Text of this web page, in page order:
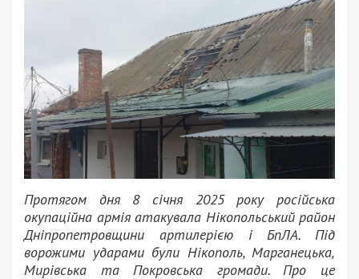
Протягом дня 8 січня 2025 року російська
окупаційна армія атакувала Нікопольський район
Дніпропетровщини артилерією і БпЛА. Під
ворожими ударами були Нікополь, Марганецька,
Мирівська та Покровська громади. Про це